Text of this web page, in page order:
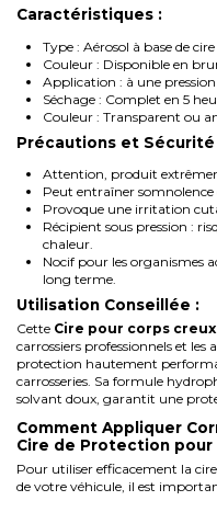
Caractéristiques :
Type : Aérosol à base de
Couleur : Disponible en
Application : à une pression
Séchage : Complet en 5
Couleur : Transparent ou
Précautions et Sécurité
Attention, produit
Peut entraîner somnolence
Provoque une irritation
Récipient sous pression :
chaleur.
Nocif pour les organismes
long terme.
Utilisation Conseillée :
Cette Cire pour corps
carrossiers professionnels et
protection hautement
carrosseries. Sa formule
solvant doux, garantit une
Comment Appliquer
Cire de Protection pour
Pour utiliser efficacement la
de votre véhicule, il est